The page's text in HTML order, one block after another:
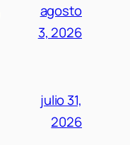
agosto
3, 2026
julio 31,
2026